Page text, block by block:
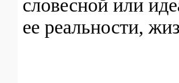
словесной или
ее реальности,